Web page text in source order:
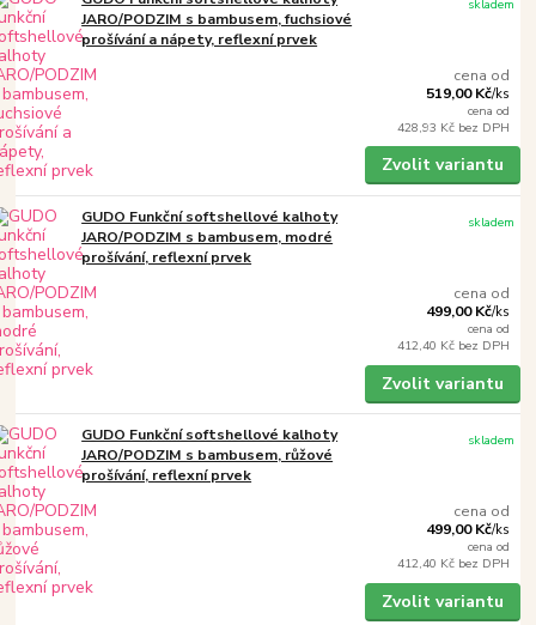
JARO/PODZIM s bambusem, fuchsiové
prošívání a nápety, reflexní prvek
cena od
519,00 Kč/ks
cena od
428,93 Kč bez DPH
skladem
Zvolit variantu
GUDO Funkční softshellové kalhoty
JARO/PODZIM s bambusem, modré
prošívání, reflexní prvek
cena od
499,00 Kč/ks
cena od
412,40 Kč bez DPH
skladem
Zvolit variantu
GUDO Funkční softshellové kalhoty
JARO/PODZIM s bambusem, růžové
prošívání, reflexní prvek
cena od
499,00 Kč/ks
cena od
412,40 Kč bez DPH
skladem
Zvolit variantu